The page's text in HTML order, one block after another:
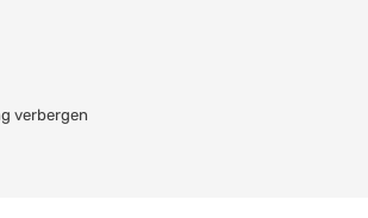
verbergen